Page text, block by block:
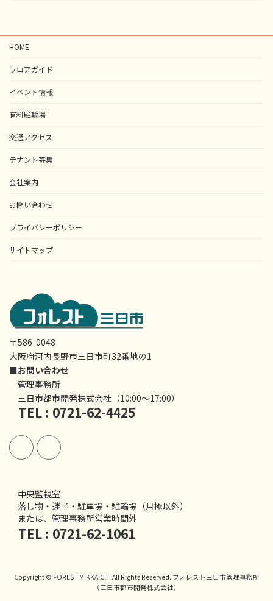
HOME
フロアガイド
イベント情報
有料駐輪場
交通アクセス
テナント募集
会社案内
お問い合わせ
プライバシーポリシー
サイトマップ
〒586-0048
大阪府河内長野市三日市町32番地の1
■お問い合わせ
管理事務所
三日市都市開発株式会社（10:00〜17:00）
TEL : 0721-62-4425
中央監視室
落し物・迷子・駐車場・駐輪場（月極以外）
または、管理事務所営業時間外
TEL : 0721-62-1061
Copyright © FOREST MIKKAICHI All Rights Reserved. フォレスト三日市管理事務所
（三日市都市開発株式会社）